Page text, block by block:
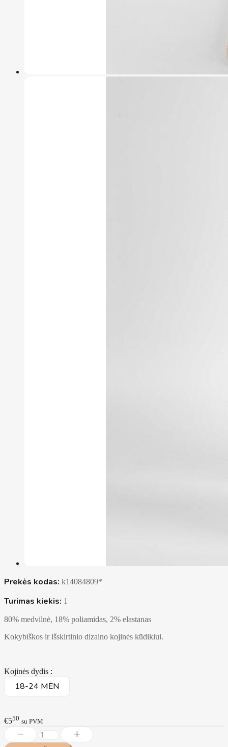
Prekės kodas: k14084809*
Turimas kiekis: 1
80% medvilnė, 18% poliamidas, 2% elastanas
Kokybiškos ir išskirtinio dizaino kojinės kūdikiui.
Kojinės dydis :
18-24 MĖN
€550 su PVM